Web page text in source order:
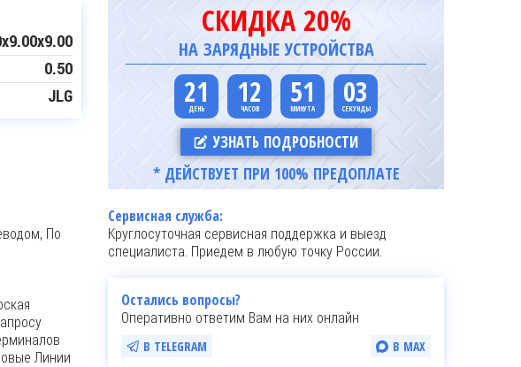
0.50
JLG
СКИДКА 20%
НА ЗАРЯДНЫЕ УСТРОЙСТВА
21 12 51 02
УЗНАТЬ ПОДРОБНОСТИ
* ДЕЙСТВУЕТ ПРИ 100% ПРЕДОПЛАТЕ
По
Линии
Сервисная служба:
Круглосуточная сервисная поддержка и выезд
специалиста. Приедем в любую точку России.
Остались вопросы?
Оперативно ответим Вам на них онлайн
В TELEGRAM В MAX